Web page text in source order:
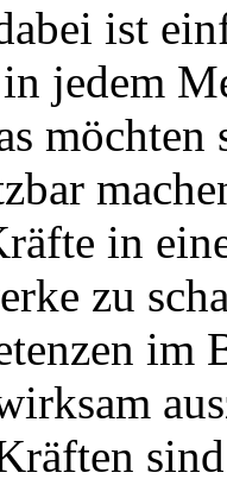
ist
jedem
in
zu
im